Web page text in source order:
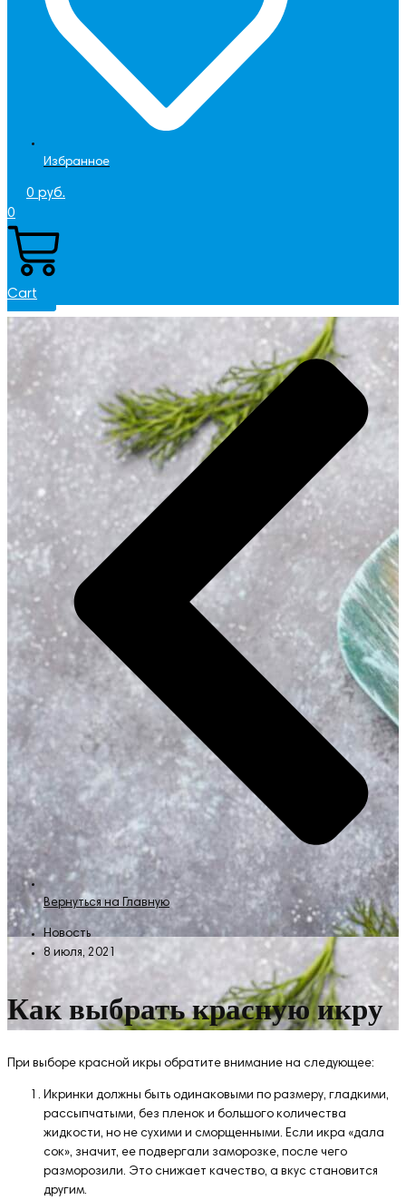
Избранное
0 руб.
0
Cart
Вернуться на Главную
Новость
8 июля, 2021
Как выбрать красную икру
При выборе красной икры обратите внимание на следующее:
Икринки должны быть одинаковыми по размеру, гладкими,
рассыпчатыми, без пленок и большого количества
жидкости, но не сухими и сморщенными. Если икра «дала
сок», значит, ее подвергали заморозке, после чего
разморозили. Это снижает качество, а вкус становится
другим.